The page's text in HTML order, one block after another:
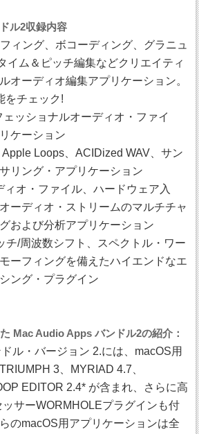
ル2収録内容
ィング、ボコーディング、グラニュ
イム＆ピッチ編集などクリエイティ
オーディオ編集アプリケーション。
をチェック!
ッショナルオーディオ・ファイ
ケーション
Loops、ACIDized WAV、サン
リング・アプリケーション
オ・ファイル、ハードウェア入
ーディオ・ストリームのマルチチャ
および分析アプリケーション
チ/周波数シフト、スペクトル・ワー
ーフィングを備えたハイエンドなエ
ング・プラグイン
Mac Audio Apps バンドル2の紹介：
ル・バージョン 2.には、macOS用
3、MYRIAD 4.7、
EDITOR 2.4* が含まれ、さらに高
サーWORMHOLEプラグインも付
のmacOS用アプリケーションは全